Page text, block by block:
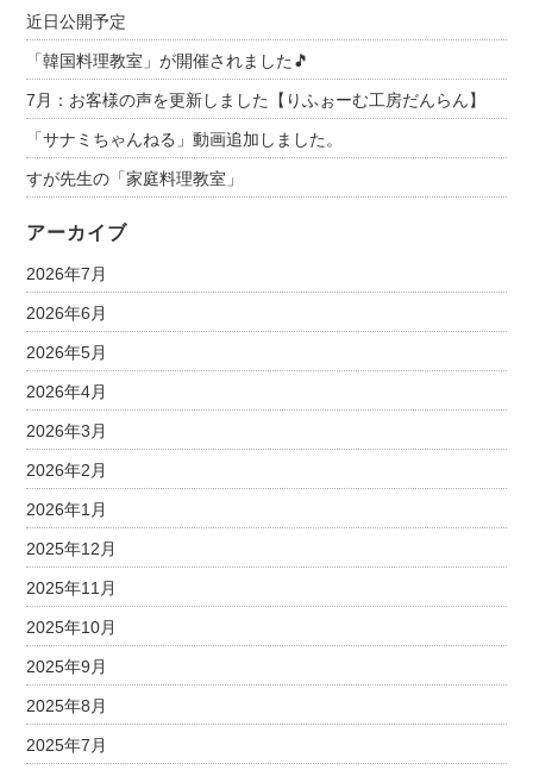
近日公開予定
「韓国料理教室」が開催されました🎵
7月：お客様の声を更新しました【りふぉーむ工房だんらん】
「サナミちゃんねる」動画追加しました。
すが先生の「家庭料理教室」
アーカイブ
2026年7月
2026年6月
2026年5月
2026年4月
2026年3月
2026年2月
2026年1月
2025年12月
2025年11月
2025年10月
2025年9月
2025年8月
2025年7月